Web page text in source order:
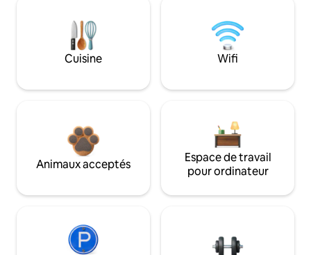
Cuisine Wifi
Animaux acceptés
Espace de travail
pour ordinateur